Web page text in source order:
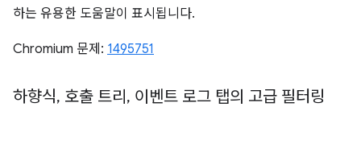
하는 유용한 도움말이 표시됩니다.
Chromium 문제: 1495751
하향식, 호출 트리 , 이벤트 로그 탭의 고급 필터링